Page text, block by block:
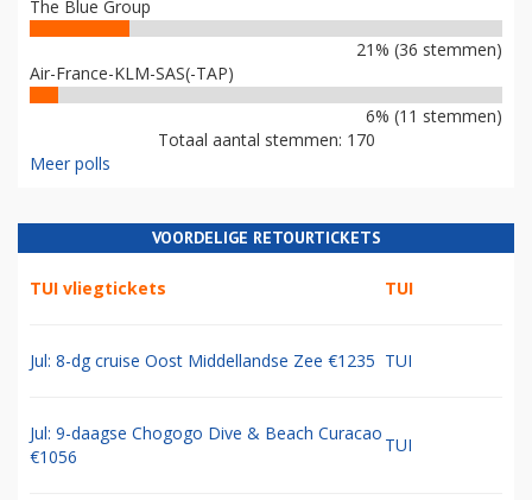
The Blue Group
21% (36 stemmen)
Air-France-KLM-SAS(-TAP)
6% (11 stemmen)
Totaal aantal stemmen: 170
Meer polls
VOORDELIGE RETOURTICKETS
TUI vliegtickets TUI
Jul: 8-dg cruise Oost Middellandse Zee €1235 TUI
Jul: 9-daagse Chogogo Dive & Beach Curacao
€1056
TUI